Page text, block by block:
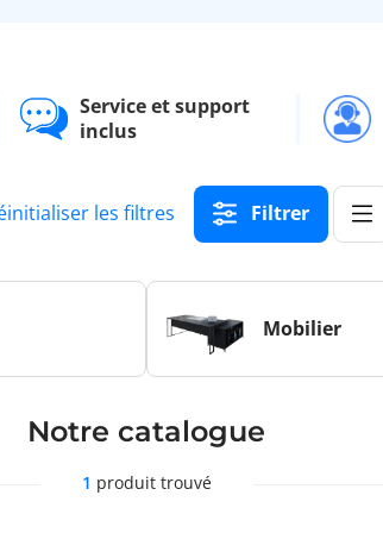
Service et support
inclus
les filtres Filtrer
Mobilier
Notre catalogue
1 produit trouvé